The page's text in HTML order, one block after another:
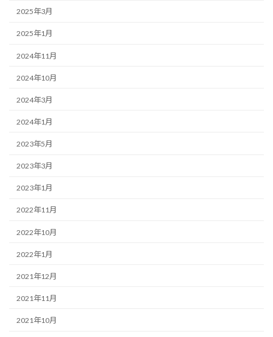
2025年3月
2025年1月
2024年11月
2024年10月
2024年3月
2024年1月
2023年5月
2023年3月
2023年1月
2022年11月
2022年10月
2022年1月
2021年12月
2021年11月
2021年10月